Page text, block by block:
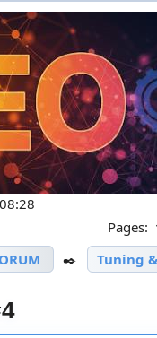
Pages:
✒️ Tuning